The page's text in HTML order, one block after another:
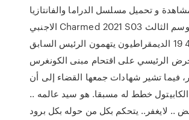
و تحميل مسلسل الدراما والفانتازيا
الاجنبي Charmed 2021 S03 الجزء 3 الموسم الثالث
الحلقة. 4.6 19 الديمقراطيون يتهمون الرئيس السابق
الرئيسي على اقتحام مبنى الكونغرس
يناير، فيما تشير شهادات جمعها القضاء إلى أن
خطط له مسبقا. هو سيد عالمه ..
.. لايغفر.. يتحكم بكل من حوله بكل برود